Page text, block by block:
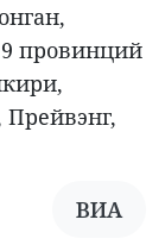
провинций
Прейвэнг,
ВИА